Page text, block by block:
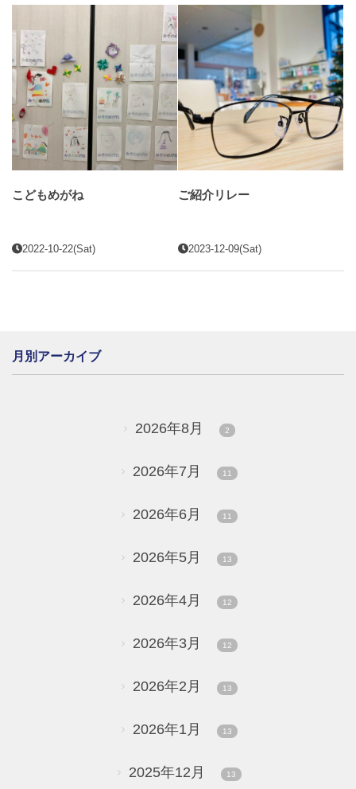
こどもめがね
2022-10-22(Sat)
ご紹介リレー
2023-12-09(Sat)
月別アーカイブ
2026年8月 2
2026年7月 11
2026年6月 11
2026年5月 13
2026年4月 12
2026年3月 12
2026年2月 13
2026年1月 13
2025年12月 13